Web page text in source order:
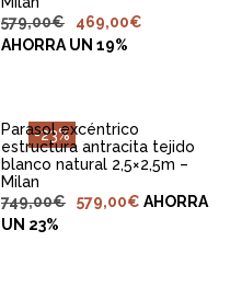
579,00€ 469,00€
AHORRA UN 19%
-23%
Parasol excéntrico
estructura antracita tejido
blanco natural 2,5×2,5m –
Milan
749,00€ 579,00€ AHORRA
UN 23%